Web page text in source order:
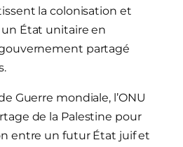
la colonisation et
un État unitaire en
partagé
Guerre mondiale, l’ONU
de la Palestine pour
entre un futur État juif et